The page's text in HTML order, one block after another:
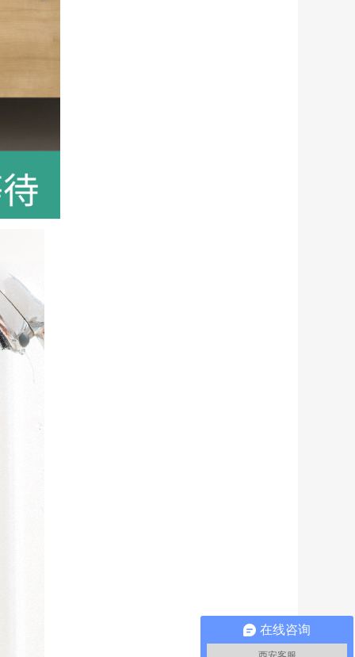
在线咨询